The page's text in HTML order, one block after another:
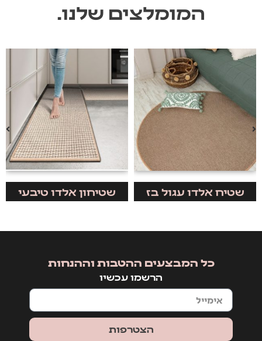
המומלצים שלנו.
שטיח אלדו עגול בז שטיחון אלדו טיבעי
כל המבצעים ההטבות וההנחות
הרשמו עכשיו
הצטרפות